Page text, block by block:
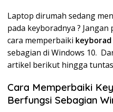
Laptop dirumah sedang
pada keyboradnya ?
cara memperbaiki
sebagian di Windows 10.
artikel berikut hingga
Cara Memperbaiki
Berfungsi Sebagian